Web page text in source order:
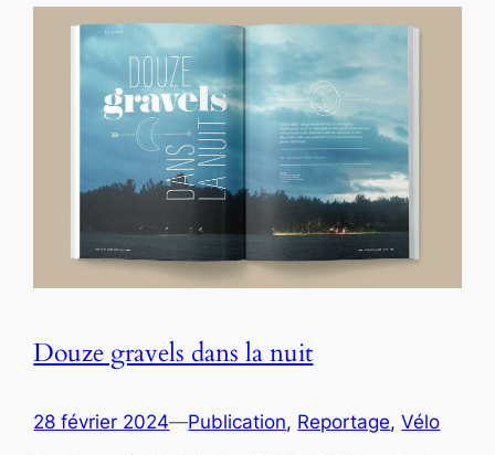
Douze gravels dans la nuit
28 février 2024—Publication, Reportage, Vélo